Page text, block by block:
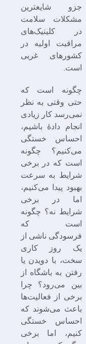
جزو شایعترین
مشکلات سلامت
در کلینیک‌های
مراقبت اولیه در
کشورهای غربی
است.
چگونه است که
حتی وقتی به نظر
نمی‌رسد کار زیادی
انجام دادۀ باشیم،
احساس خستگی
می‌کنیم؟ چگونه
است که در برخی
شرایط به سرعت
بهبود پیدا می‌کنیم،
اما در برخی
شرایط نه؟ چگونه
است که
فرسودگی ناشی از
یک روز کاری
سخت، با دویدن یا
رفتن به باشگاه از
بین می‌رود؟ چرا
برخی از فعالیت‌ها
باعث می‌شوند که
احساس خستگی
کنیم، اما برخی